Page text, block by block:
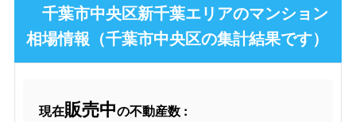
千葉市中央区新千葉エリアのマンション
相場情報（千葉市中央区の集計結果です）
現在販売中の不動産数 :